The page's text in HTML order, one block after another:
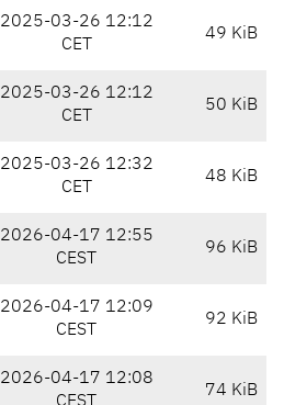
2025-03-26 12:12
CET
49 KiB
2025-03-26 12:12
CET
50 KiB
2025-03-26 12:32
CET
48 KiB
2026-04-17 12:55
CEST
96 KiB
2026-04-17 12:09
CEST
92 KiB
2026-04-17 12:08
74 KiB